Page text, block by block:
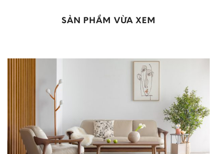
SẢN PHẨM VỪA XEM